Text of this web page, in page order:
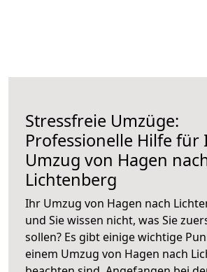
Stressfreie Umzüge:
Professionelle Hilfe für
Umzug von Hagen
Lichtenberg
Ihr Umzug von Hagen nach
und Sie wissen nicht, was Sie
sollen? Es gibt einige wichtige
einem Umzug von Hagen nach